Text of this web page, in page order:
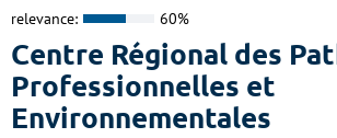
relevance: 60%
Centre Régional des
Professionnelles et
Environnementales